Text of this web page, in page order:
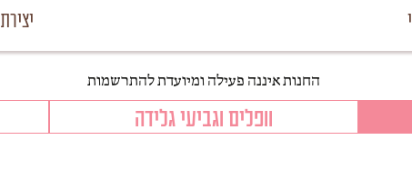
החנות איננה פעילה ומיועדת להתרשמות
וופלים וגביעי גלידה